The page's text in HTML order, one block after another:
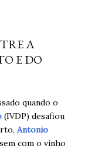
A
E DO
quando o
(IVDP) desafiou
Antonio
com o vinho